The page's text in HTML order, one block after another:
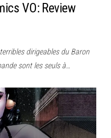
VO: Review
dirigeables du Baron
sont les seuls à…